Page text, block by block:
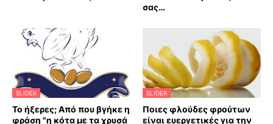
σας…
SLIDER
Το ήξερες; Από που βγήκε η
φράση "η κότα με τα χρυσά
SLIDER
Ποιες φλούδες φρούτων
είναι ευεργετικές για την